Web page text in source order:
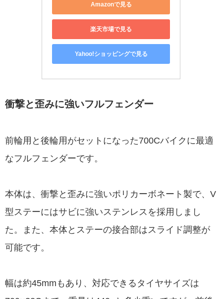
Amazonで見る
楽天市場で見る
Yahoo!ショッピングで見る
衝撃と歪みに強いフルフェンダー
前輪用と後輪用がセットになった700Cバイクに最適
なフルフェンダーです。
本体は、衝撃と歪みに強いポリカーボネート製で、V
型ステーにはサビに強いステンレスを採用しまし
た。また、本体とステーの接合部はスライド調整が
可能です。
幅は約45mmもあり、対応できるタイヤサイズは